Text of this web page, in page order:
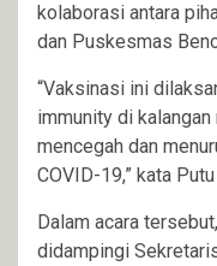
kolaborasi antara
dan Puskesmas
“Vaksinasi ini
immunity di
mencegah dan
COVID-19,” kata
Dalam acara
didampingi